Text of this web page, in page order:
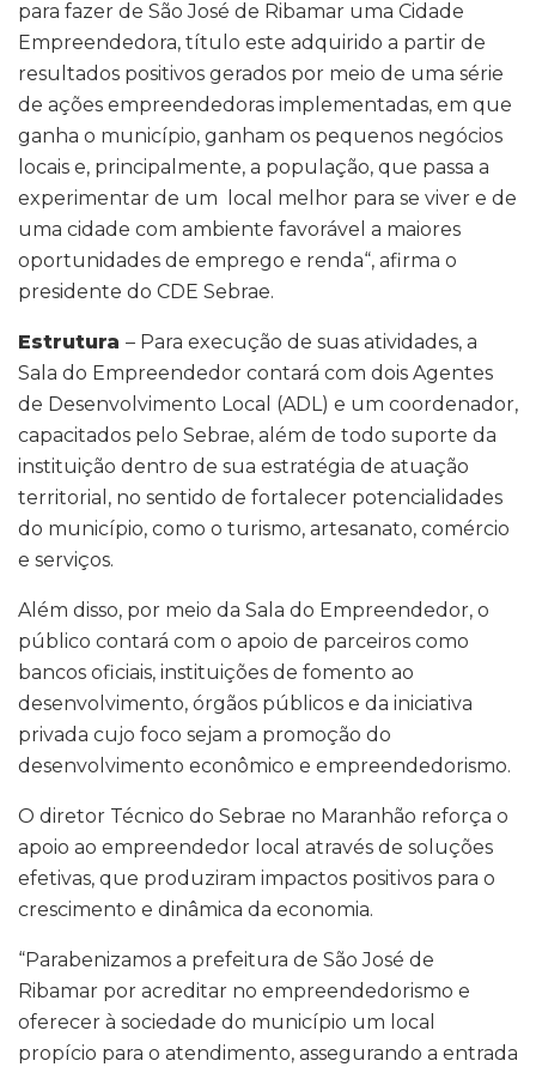
para fazer de São José de Ribamar uma Cidade
Empreendedora, título este adquirido a partir de
resultados positivos gerados por meio de uma série
de ações empreendedoras implementadas, em que
ganha o município, ganham os pequenos negócios
locais e, principalmente, a população, que passa a
experimentar de um local melhor para se viver e de
uma cidade com ambiente favorável a maiores
oportunidades de emprego e renda“, afirma o
presidente do CDE Sebrae.
Estrutura – Para execução de suas atividades, a
Sala do Empreendedor contará com dois Agentes
de Desenvolvimento Local (ADL) e um coordenador,
capacitados pelo Sebrae, além de todo suporte da
instituição dentro de sua estratégia de atuação
territorial, no sentido de fortalecer potencialidades
do município, como o turismo, artesanato, comércio
e serviços.
Além disso, por meio da Sala do Empreendedor, o
público contará com o apoio de parceiros como
bancos oficiais, instituições de fomento ao
desenvolvimento, órgãos públicos e da iniciativa
privada cujo foco sejam a promoção do
desenvolvimento econômico e empreendedorismo.
O diretor Técnico do Sebrae no Maranhão reforça o
apoio ao empreendedor local através de soluções
efetivas, que produziram impactos positivos para o
crescimento e dinâmica da economia.
“Parabenizamos a prefeitura de São José de
Ribamar por acreditar no empreendedorismo e
oferecer à sociedade do município um local
propício para o atendimento, assegurando a entrada